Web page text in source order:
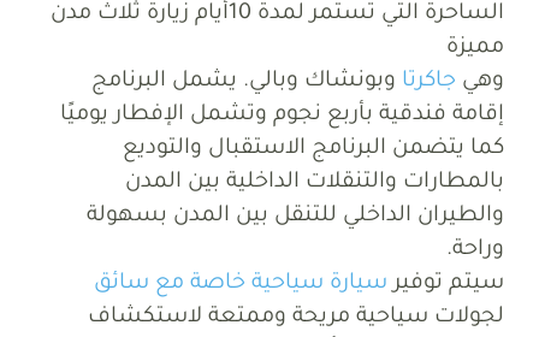
الساحرة التي تستمر لمدة 10أيام زيارة ثلاث مدن
مميزة
وهي جاكرتا وبونشاك وبالي. يشمل البرنامج
إقامة فندقية بأربع نجوم وتشمل الإفطار يوميًا
كما يتضمن البرنامج الاستقبال والتوديع
بالمطارات والتنقلات الداخلية بين المدن
والطيران الداخلي للتنقل بين المدن بسهولة
وراحة.
سيتم توفير سيارة سياحية خاصة مع سائق
لجولات سياحية مريحة وممتعة لاستكشاف